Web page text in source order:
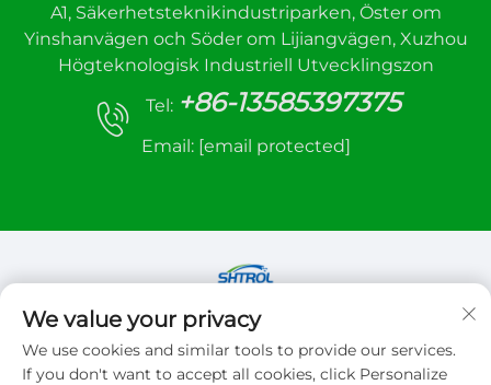
A1, Säkerhetsteknikindustriparken, Öster om
Yinshanvägen och Söder om Lijiangvägen, Xuzhou
Högteknologisk Industriell Utvecklingszon
Tel: +86-13585397375
Email: [email protected]
Copyright © 2026 Xuzhou sanhe automatic
control equipment Co.,LTD. Alla rättigheter
We value your privacy
We use cookies and similar tools to provide our services.
If you don't want to accept all cookies, click Personalize